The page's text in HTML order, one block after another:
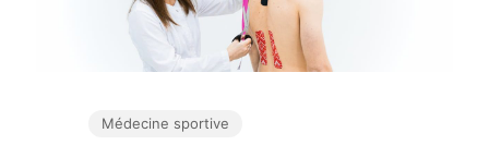
Médecine sportive